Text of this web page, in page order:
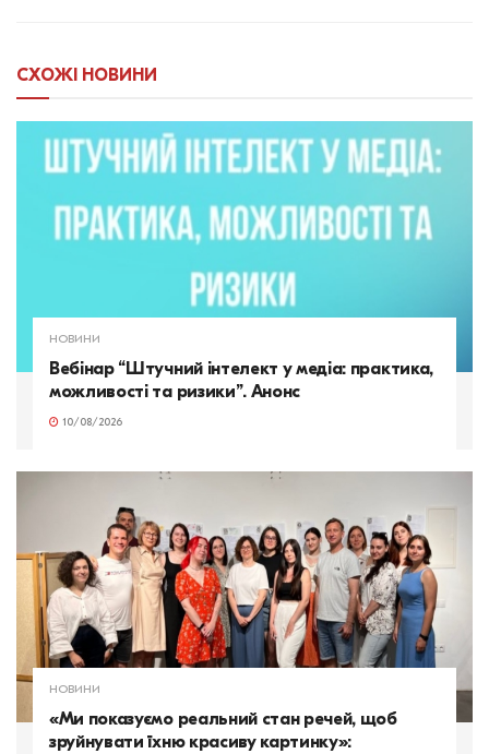
СХОЖІ НОВИНИ
НОВИНИ
Вебінар “Штучний інтелект у медіа: практика,
можливості та ризики”. Анонс
10/08/2026
НОВИНИ
«Ми показуємо реальний стан речей, щоб
зруйнувати їхню красиву картинку»: